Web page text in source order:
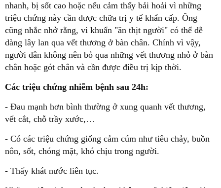
nhanh, bị sốt cao hoặc nếu cảm thấy bải hoải vì những
triệu chứng này cần được chữa trị y tế khẩn cấp. Ông
cũng nhắc nhở rằng, vi khuẩn "ăn thịt người" có thể dễ
dàng lây lan qua vết thương ở bàn chân. Chính vì vậy,
người dân không nên bỏ qua những vết thương nhỏ ở bàn
chân hoặc gót chân và cần được điều trị kịp thời.
Các triệu chứng nhiễm bệnh sau 24h:
- Đau mạnh hơn bình thường ở xung quanh vết thương,
vết cắt, chỗ trầy xước,…
- Có các triệu chứng giống cảm cúm như tiêu chảy, buồn
nôn, sốt, chóng mặt, khó chịu trong người.
- Thấy khát nước liên tục.